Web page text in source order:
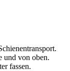
und von oben.
fassen.